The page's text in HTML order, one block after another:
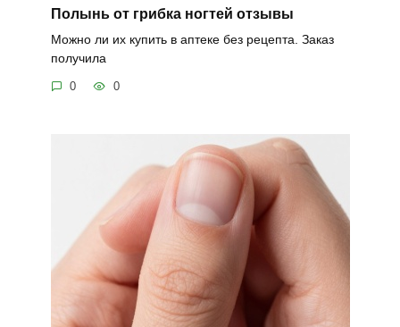
Полынь от грибка ногтей отзывы
Можно ли их купить в аптеке без рецепта. Заказ
получила
0 0